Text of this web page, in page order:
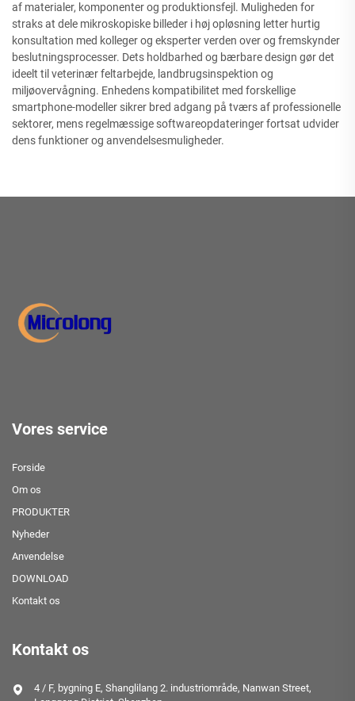
af materialer, komponenter og produktionsfejl. Muligheden for
straks at dele mikroskopiske billeder i høj opløsning letter hurtig
konsultation med kolleger og eksperter verden over og fremskynder
beslutningsprocesser. Dets holdbarhed og bærbare design gør det
ideelt til veterinær feltarbejde, landbrugsinspektion og
miljøovervågning. Enhedens kompatibilitet med forskellige
smartphone-modeller sikrer bred adgang på tværs af professionelle
sektorer, mens regelmæssige softwareopdateringer fortsat udvider
dens funktioner og anvendelsesmuligheder.
Vores service
Forside
Om os
PRODUKTER
Nyheder
Anvendelse
DOWNLOAD
Kontakt os
Kontakt os
4 / F, bygning E, Shanglilang 2. industriområde, Nanwan Street,